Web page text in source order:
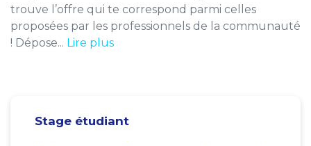
trouve l’offre qui te correspond parmi celles
proposées par les professionnels de la communauté
! Dépose... Lire plus
Stage étudiant